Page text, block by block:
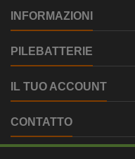
INFORMAZIONI
PILEBATTERIE
IL TUO ACCOUNT
CONTATTO